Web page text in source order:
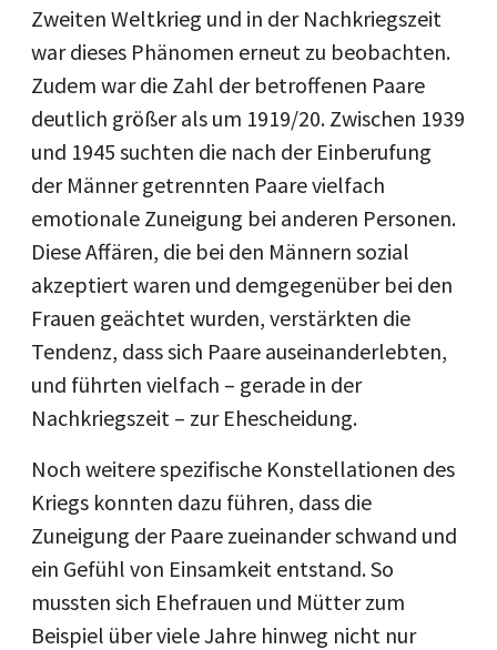
Zweiten Weltkrieg und in der Nachkriegszeit
war dieses Phänomen erneut zu beobachten.
Zudem war die Zahl der betroffenen Paare
deutlich größer als um 1919/20. Zwischen 1939
und 1945 suchten die nach der Einberufung
der Männer getrennten Paare vielfach
emotionale Zuneigung bei anderen Personen.
Diese Affären, die bei den Männern sozial
akzeptiert waren und demgegenüber bei den
Frauen geächtet wurden, verstärkten die
Tendenz, dass sich Paare auseinanderlebten,
und führten vielfach – gerade in der
Nachkriegszeit – zur Ehescheidung.
Noch weitere spezifische Konstellationen des
Kriegs konnten dazu führen, dass die
Zuneigung der Paare zueinander schwand und
ein Gefühl von Einsamkeit entstand. So
mussten sich Ehefrauen und Mütter zum
Beispiel über viele Jahre hinweg nicht nur